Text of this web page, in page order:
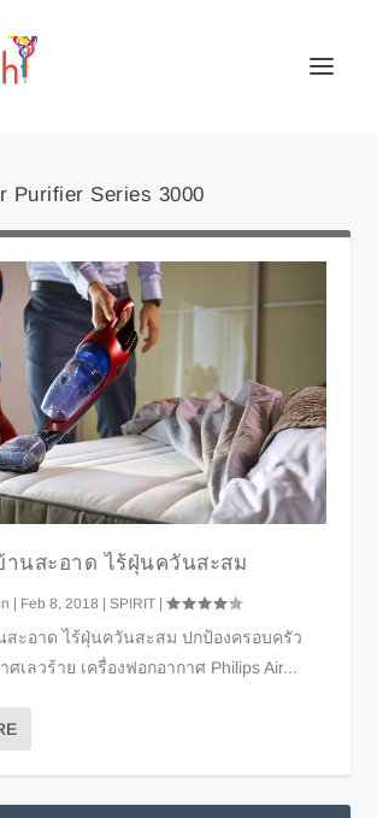
Purifier Series 3000
านสะอาด ไร้ฝุ่นควันสะสม
| Feb 8, 2018 |SPIRIT |
สะอาด ไร้ฝุ่นควันสะสม ปกป้องครอบครัว
ศเลวร้าย เครื่องฟอกอากาศ Philips Air...